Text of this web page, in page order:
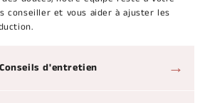
conseiller et vous aider à ajuster les
Conseils d'entretien →